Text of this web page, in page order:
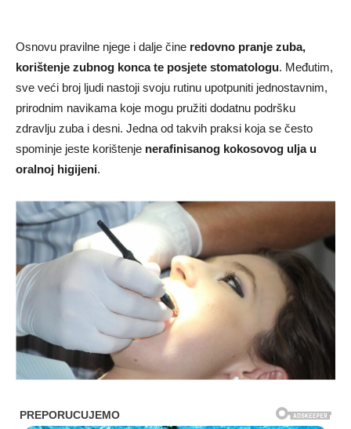
Osnovu pravilne njege i dalje čine redovno pranje zuba,
korištenje zubnog konca te posjete stomatologu. Međutim,
sve veći broj ljudi nastoji svoju rutinu upotpuniti jednostavnim,
prirodnim navikama koje mogu pružiti dodatnu podršku
zdravlju zuba i desni. Jedna od takvih praksi koja se često
spominje jeste korištenje nerafinisanog kokosovog ulja u
oralnoj higijeni.